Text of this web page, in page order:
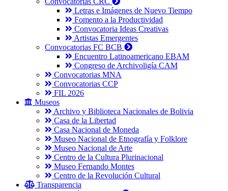
Letras e Imágenes de Nuevo Tiempo
Fomento a la Productividad
Convocatoria Ideas Creativas
Artistas Emergentes
Convocatorias FC BCB
Encuentro Latinoamericano EBAM
Congreso de Archivoligía CAM
Convocatorias MNA
Convocatorias CCP
FIL 2026
Museos
Archivo y Biblioteca Nacionales de Bolivia
Casa de la Libertad
Casa Nacional de Moneda
Museo Nacional de Etnografía y Folklore
Museo Nacional de Arte
Centro de la Cultura Plurinacional
Museo Fernando Montes
Centro de la Revolución Cultural
Transparencia